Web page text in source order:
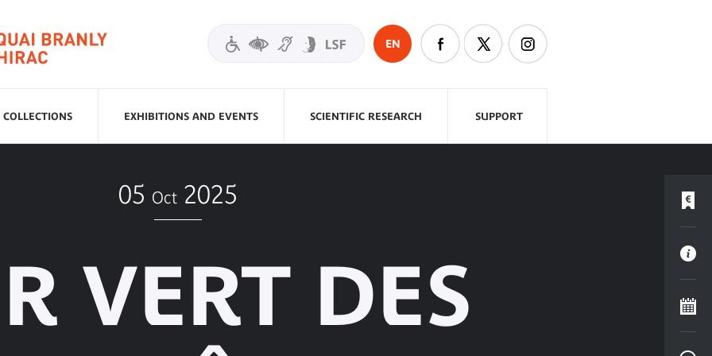
EN
COLLECTIONS EXHIBITIONS AND EVENTS SCIENTIFIC RESEARCH SUPPORT
05 Oct 2025
VERT DES